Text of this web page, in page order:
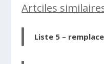
Artciles
Liste 5 –